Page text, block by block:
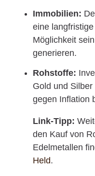
Immobilien:
eine
Möglichkeit
generieren.
Rohstoffe:
Gold und
gegen Inflation
Link-Tipp:
den Kauf von
Edelmetallen
Held.